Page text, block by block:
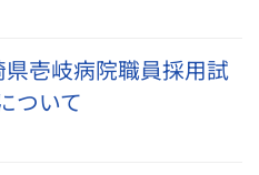
壱岐病院職員採用試
ついて